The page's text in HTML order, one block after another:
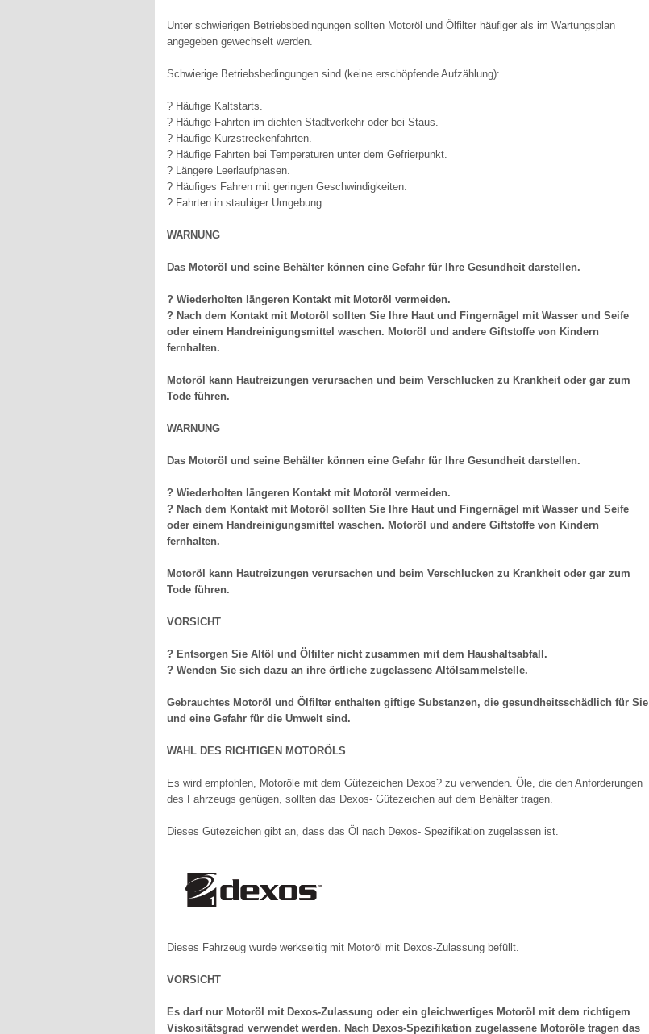
Unter schwierigen Betriebsbedingungen sollten Motoröl und Ölfilter häufiger als im Wartungsplan
angegeben gewechselt werden.
Schwierige Betriebsbedingungen sind (keine erschöpfende Aufzählung):
? Häufige Kaltstarts.
? Häufige Fahrten im dichten Stadtverkehr oder bei Staus.
? Häufige Kurzstreckenfahrten.
? Häufige Fahrten bei Temperaturen unter dem Gefrierpunkt.
? Längere Leerlaufphasen.
? Häufiges Fahren mit geringen Geschwindigkeiten.
? Fahrten in staubiger Umgebung.
WARNUNG
Das Motoröl und seine Behälter können eine Gefahr für Ihre Gesundheit darstellen.
? Wiederholten längeren Kontakt mit Motoröl vermeiden.
? Nach dem Kontakt mit Motoröl sollten Sie Ihre Haut und Fingernägel mit Wasser und Seife
oder einem Handreinigungsmittel waschen. Motoröl und andere Giftstoffe von Kindern
fernhalten.
Motoröl kann Hautreizungen verursachen und beim Verschlucken zu Krankheit oder gar zum
Tode führen.
WARNUNG
Das Motoröl und seine Behälter können eine Gefahr für Ihre Gesundheit darstellen.
? Wiederholten längeren Kontakt mit Motoröl vermeiden.
? Nach dem Kontakt mit Motoröl sollten Sie Ihre Haut und Fingernägel mit Wasser und Seife
oder einem Handreinigungsmittel waschen. Motoröl und andere Giftstoffe von Kindern
fernhalten.
Motoröl kann Hautreizungen verursachen und beim Verschlucken zu Krankheit oder gar zum
Tode führen.
VORSICHT
? Entsorgen Sie Altöl und Ölfilter nicht zusammen mit dem Haushaltsabfall.
? Wenden Sie sich dazu an ihre örtliche zugelassene Altölsammelstelle.
Gebrauchtes Motoröl und Ölfilter enthalten giftige Substanzen, die gesundheitsschädlich für Sie
und eine Gefahr für die Umwelt sind.
WAHL DES RICHTIGEN MOTORÖLS
Es wird empfohlen, Motoröle mit dem Gütezeichen Dexos? zu verwenden. Öle, die den Anforderungen
des Fahrzeugs genügen, sollten das Dexos- Gütezeichen auf dem Behälter tragen.
Dieses Gütezeichen gibt an, dass das Öl nach Dexos- Spezifikation zugelassen ist.
Dieses Fahrzeug wurde werkseitig mit Motoröl mit Dexos-Zulassung befüllt.
VORSICHT
Es darf nur Motoröl mit Dexos-Zulassung oder ein gleichwertiges Motoröl mit dem richtigem
Viskositätsgrad verwendet werden. Nach Dexos-Spezifikation zugelassene Motoröle tragen das